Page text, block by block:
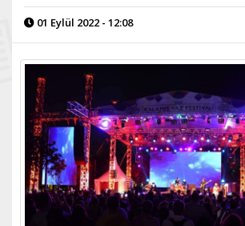
01 Eylül 2022 - 12:08